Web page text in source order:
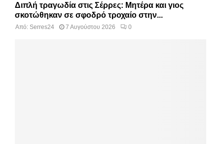
Διπλή τραγωδία στις Σέρρες: Μητέρα και γιος
σκοτώθηκαν σε σφοδρό τροχαίο στην...
Από: Serres24 7 Αυγούστου 2026 0